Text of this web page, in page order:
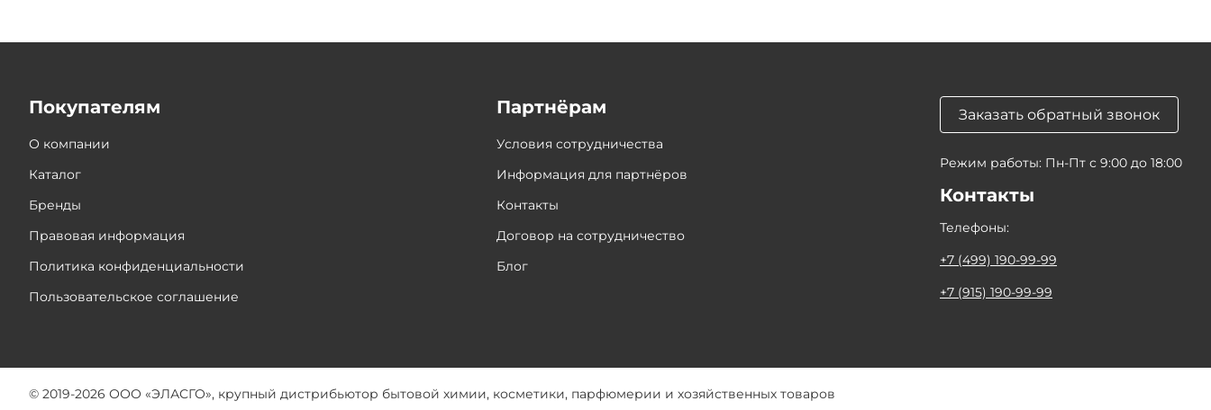
Покупателям
О компании
Каталог
Бренды
Правовая информация
Политика конфиденциальности
Пользовательское соглашение
Партнёрам
Условия сотрудничества
Информация для партнёров
Контакты
Договор на сотрудничество
Блог
Заказать обратный звонок
Режим работы: Пн-Пт с 9:00 до 18:00
Контакты
Телефоны:
+7 (499) 190-99-99
+7 (915) 190-99-99
© 2019-2026 ООО «ЭЛАСГО», крупный дистрибьютор бытовой химии, косметики, парфюмерии и хозяйственных товаров